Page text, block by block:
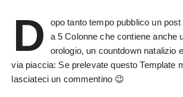
D
opo tanto tempo pubblico un
a 5 Colonne che contiene anche
orologio, un countdown natalizio
via piaccia: Se prelevate questo Template
lasciateci un commentino 😉